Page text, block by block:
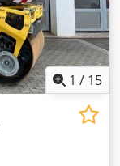
1 / 15